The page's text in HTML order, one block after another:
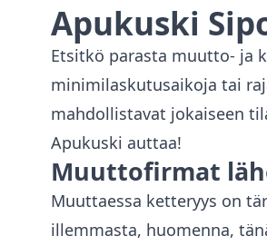
Apukuski
Etsitkö parasta muutto- ja
minimilaskutusaikoja tai
mahdollistavat jokaiseen
Apukuski auttaa!
Muuttofirmat
Muuttaessa ketteryys on
illemmasta, huomenna,